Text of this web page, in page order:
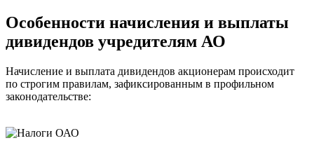
Особенности начисления и выплаты
дивидендов учредителям АО
Начисление и выплата дивидендов акционерам происходит
по строгим правилам, зафиксированным в профильном
законодательстве: